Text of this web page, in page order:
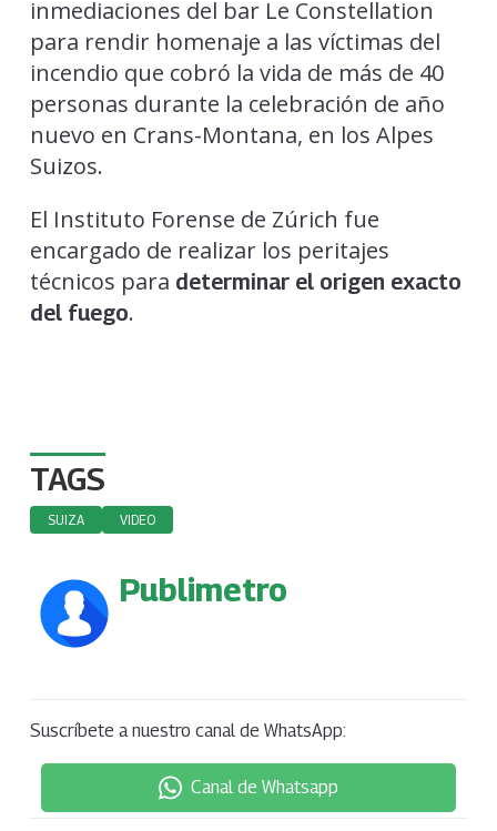
El Instituto Forense de Zúrich fue
encargado de realizar los peritajes
técnicos para determinar el origen exacto
del fuego.
TAGS
SUIZA VIDEO
Publimetro
Suscríbete a nuestro canal de WhatsApp:
Canal de Whatsapp